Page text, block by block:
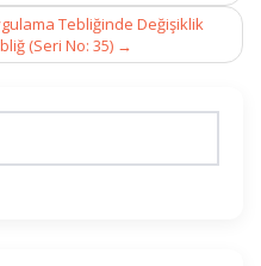
Tebliğinde Değişiklik
(Seri No: 35) →